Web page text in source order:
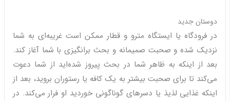
دوستان جدید
در فرودگاه یا ایستگاه مترو و قطار ممکن است غریبه‌ای به شما
نزدیک شده و صحبت صمیمانه و بحث برانگیزی با شما آغاز کند.
بعد از اینکه به ظاهر شما در بحث پیروز شده‌اید از شما دعوت
می‌کند تا برای صحبت بیشتر به یک کافه یا رستوران بروید، بعد از
اینکه غذایی لذیذ یا دسرهای گوناگونی خوردید او فرار می‌کند. در